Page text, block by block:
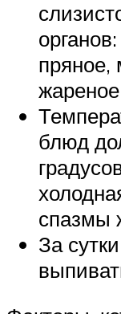
пряное,
блюд
спазмы
За